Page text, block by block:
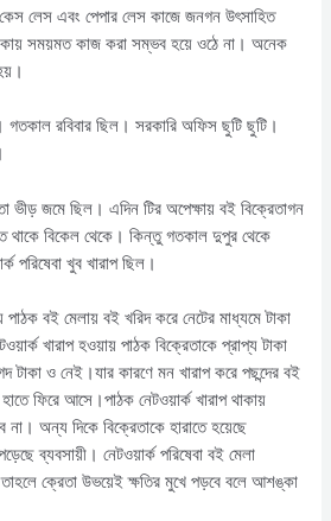
লেস এবং পেপার লেস কাজে জনগন উৎসাহিত
সময়মত কাজ করা সম্ভব হয়ে ওঠে না। অনেক
রবিবার ছিল। সরকারি অফিস ছুটি ছুটি।
ভীড় জমে ছিল। এদিন টির অপেক্ষায় ব‌ই বিক্রেতাগন
থাকে বিকেল থেকে। কিন্তু গতকাল দুপুর থেকে
পরিষেবা খুব খারাপ ছিল।
পাঠক ব‌ই মেলায় ব‌ই খরিদ করে নেটের মাধ্যমে টাকা
খারাপ হ‌ওয়ায় পাঠক বিক্রেতাকে প্রাপ্য টাকা
টাকা ও নেই।যার কারণে মন খারাপ করে পছন্দের ব‌ই
ফিরে আসে।পাঠক নেটওয়ার্ক খারাপ থাকায়
অন্য দিকে বিক্রেতাকে হারাতে হয়েছে
ব্যবসায়ী। নেটওয়ার্ক পরিষেবা ব‌ই মেলা
ক্রেতা উভয়েই ক্ষতির মুখে পড়বে বলে আশঙ্কা